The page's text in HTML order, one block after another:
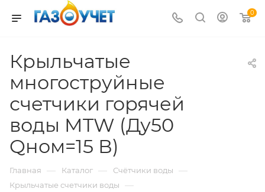
0
Крыльчатые
многоструйные
счетчики горячей
воды MTW (Ду50
Qном=15 В)
Главная — Каталог — Счётчики воды —
Крыльчатые счетчики воды —